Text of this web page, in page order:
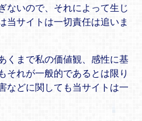
ないので、それによって生じ
当サイトは一切責任は追いま
くまで私の価値観、感性に基
それが一般的であるとは限り
などに関しても当サイトは一